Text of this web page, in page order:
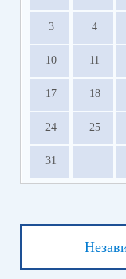
3 4
10 11
17 18
24 25
31